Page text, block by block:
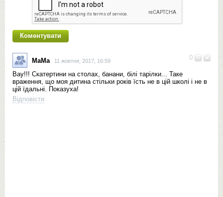
0
МаМа 11 жовтня, 2017, 16:59
Вау!!! Скатертини на столах, банани, білі тарілки... Таке
враження, що моя дитина стільки років їсть не в цій школі і не в
цій їдальні. Показуха!
Відповісти